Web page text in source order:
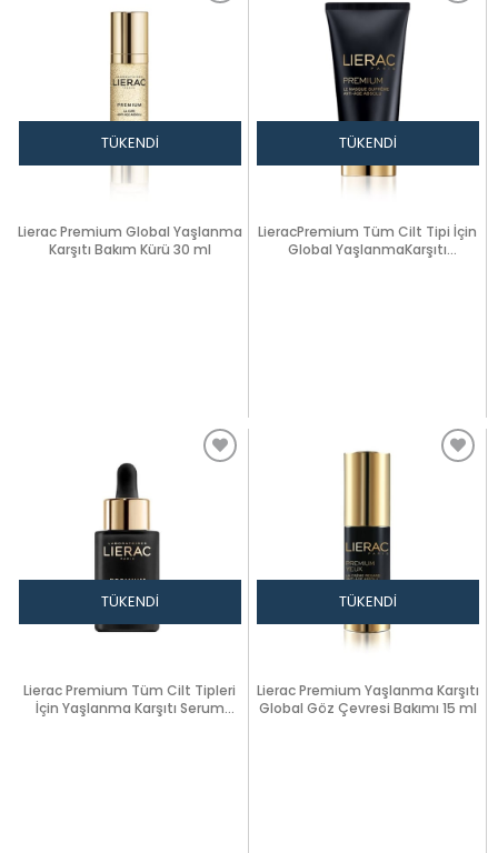
TÜKENDI
Lierac Premium Global Yaşlanma
Karşıtı Bakım Kürü 30 ml
TÜKENDI
LieracPremium Tüm Cilt Tipi İçin
Global YaşlanmaKarşıtı
TÜKENDI
Lierac Premium Tüm Cilt Tipleri
İçin Yaşlanma Karşıtı Serum
TÜKENDI
Lierac Premium Yaşlanma Karşıtı
Global Göz Çevresi Bakımı 15 ml